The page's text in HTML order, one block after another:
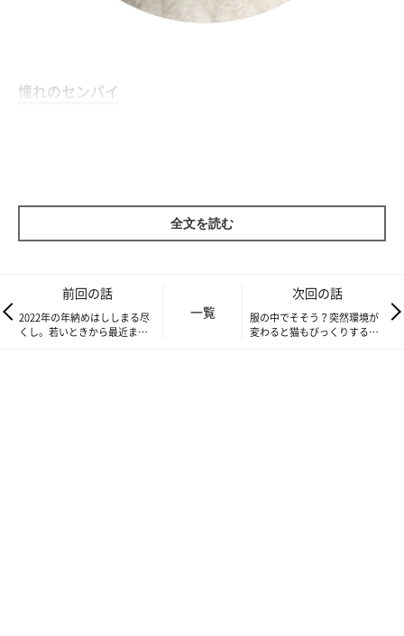
憧れのセンパイ
が気になって仕方が無いようだ。
そんなことをしているからか、まるこはししまるに似てきた。
アピールもししまる仕込み。膝に両手をちょいっと乗せて見つめ
てくる。
全文を読む
前回の話
2022年の年納めはししまる尽
くし。若いときから最近まで
一覧
次回の話
服の中でそそう？突然環境が
変わると猫もびっくりするお